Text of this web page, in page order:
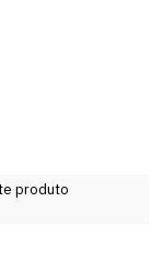
produto